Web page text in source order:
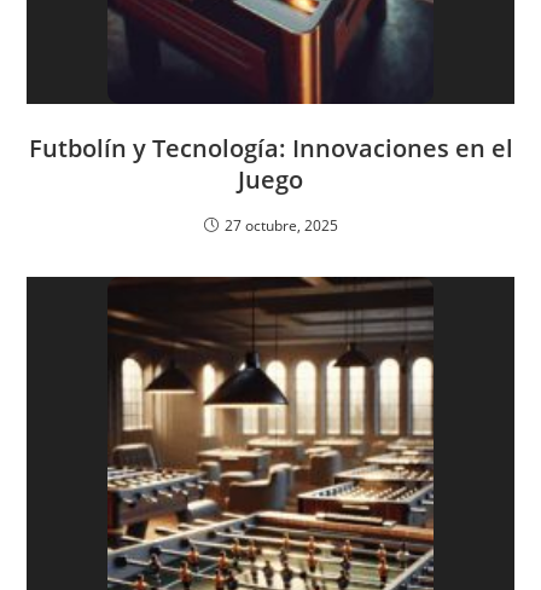
Futbolín y Tecnología: Innovaciones en el
Juego
27 octubre, 2025